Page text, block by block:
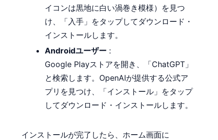
イコンは黒地に白い渦巻き模様）を見つ
け、「入手」をタップしてダウンロード・
インストールします。
Androidユーザー :
Google Playストアを開き、「ChatGPT」
と検索します。OpenAIが提供する公式ア
プリを見つけ、「インストール」をタップ
してダウンロード・インストールします。
インストールが完了したら、ホーム画面に